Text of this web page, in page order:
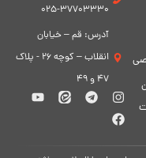
37703330-025
آدرس: قم – خیابان
انقلاب – کوچه 26 - پلاک
47 و 49